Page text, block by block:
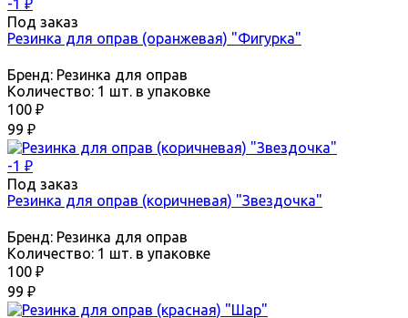
-1 ₽
Под заказ
Резинка для оправ (оранжевая) "Фигурка"
Бренд: Резинка для оправ
Количество: 1 шт. в упаковке
100 ₽
99 ₽
-1 ₽
Под заказ
Резинка для оправ (коричневая) "Звездочка"
Бренд: Резинка для оправ
Количество: 1 шт. в упаковке
100 ₽
99 ₽